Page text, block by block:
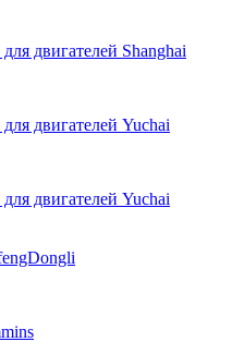
двигателей Shanghai
двигателей Yuchai
двигателей Yuchai